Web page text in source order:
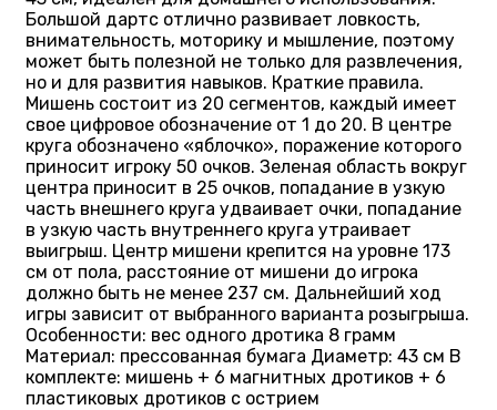
Большой дартс отлично развивает ловкость,
внимательность, моторику и мышление, поэтому
может быть полезной не только для развлечения,
но и для развития навыков. Краткие правила.
Мишень состоит из 20 сегментов, каждый имеет
свое цифровое обозначение от 1 до 20. В центре
круга обозначено «яблочко», поражение которого
приносит игроку 50 очков. Зеленая область вокруг
центра приносит в 25 очков, попадание в узкую
часть внешнего круга удваивает очки, попадание
в узкую часть внутреннего круга утраивает
выигрыш. Центр мишени крепится на уровне 173
см от пола, расстояние от мишени до игрока
должно быть не менее 237 см. Дальнейший ход
игры зависит от выбранного варианта розыгрыша.
Особенности: вес одного дротика 8 грамм
Материал: прессованная бумага Диаметр: 43 см В
комплекте: мишень + 6 магнитных дротиков + 6
пластиковых дротиков с острием